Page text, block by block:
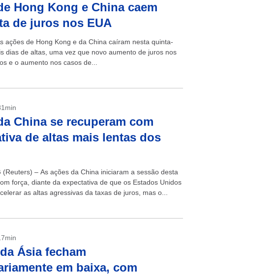
Hong Kong e China caem
de juros nos EUA
ações de Hong Kong e da China caíram nesta quinta-
dias de altas, uma vez que novo aumento de juros nos
e o aumento nos casos de...
China se recuperam com
de altas mais lentas dos
(Reuters) – As ações da China iniciaram a sessão desta
força, diante da expectativa de que os Estados Unidos
as altas agressivas da taxas de juros, mas o...
Ásia fecham
em baixa, com